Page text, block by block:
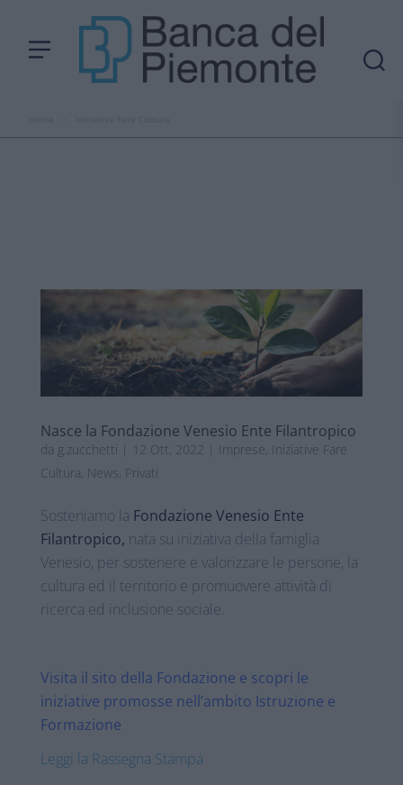
Nasce la Fondazione Venesio Ente Filantropico
da g.zucchetti 12 Ott, 2022 Imprese, Iniziative Fare
Cultura, News, Privati
Sosteniamo la Fondazione Venesio Ente
Filantropico, nata su iniziativa della famiglia
Venesio, per sostenere e valorizzare le persone, la
cultura ed il territorio e promuovere attività di
ricerca ed inclusione sociale.
Visita il sito della Fondazione e scopri le
iniziative promosse nell’ambito Istruzione e
Formazione
Leggi la Rassegna Stampa